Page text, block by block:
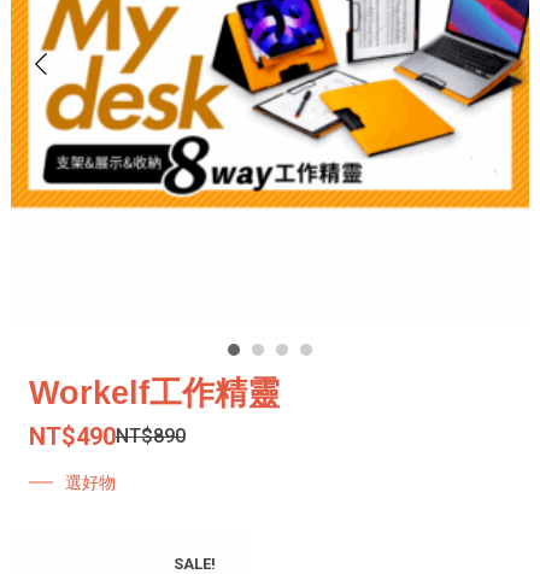
選好物
Workelf工作精靈
NT$890
NT$490
SALE!